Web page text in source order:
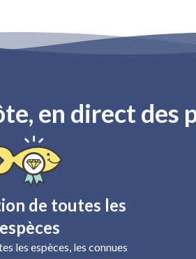
en direct des
de toutes les
espèces
les espèces, les connues